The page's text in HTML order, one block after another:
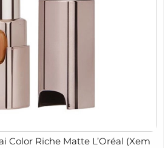
Color Riche Matte L’Oréal (Xem